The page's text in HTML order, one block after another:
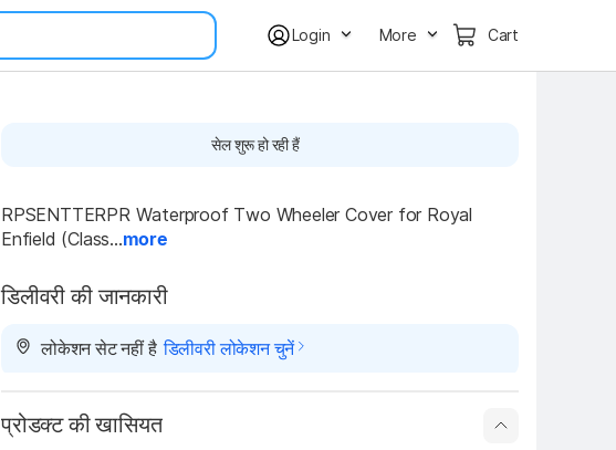
Login More Cart
सेल शुरू हो रही हैं
RPSENTTERPR Waterproof Two Wheeler Cover for Royal
Enfield (Class...more
डिलीवरी की जानकारी
लोकेशन सेट नहीं है डिलीवरी लोकेशन चुनें
प्रोडक्ट की खासियत